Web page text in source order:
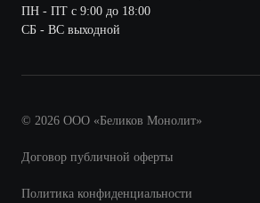
ПН - ПТ с 9:00 до 18:00
СБ - ВС выходной
© 2026 ООО «Беликов Монолит»
Договор публичной оферты
Политика конфиденциальности